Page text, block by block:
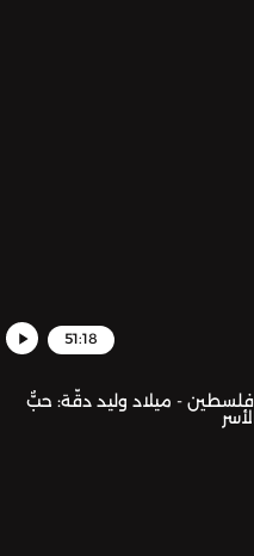
51:18
- ميلاد وليد دقّة: حبٌّ